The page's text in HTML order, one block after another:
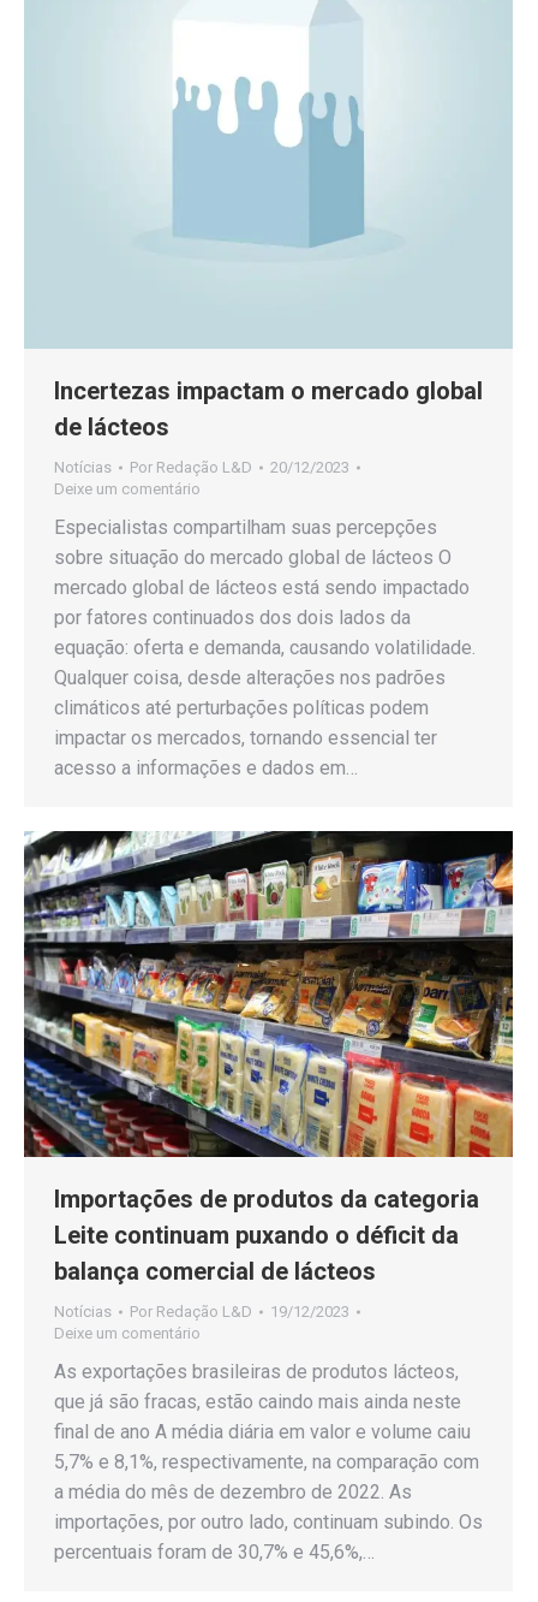
Incertezas impactam o mercado global
de lácteos
Notícias Por Redação L&D
20/12/2023
Deixe um comentário
Especialistas compartilham suas percepções
sobre situação do mercado global de lácteos O
mercado global de lácteos está sendo impactado
por fatores continuados dos dois lados da
equação: oferta e demanda, causando volatilidade.
Qualquer coisa, desde alterações nos padrões
climáticos até perturbações políticas podem
impactar os mercados, tornando essencial ter
acesso a informações e dados em…
Importações de produtos da categoria
Leite continuam puxando o déficit da
balança comercial de lácteos
Notícias Por Redação L&D
19/12/2023
Deixe um comentário
As exportações brasileiras de produtos lácteos,
que já são fracas, estão caindo mais ainda neste
final de ano A média diária em valor e volume caiu
5,7% e 8,1%, respectivamente, na comparação com
a média do mês de dezembro de 2022. As
importações, por outro lado, continuam subindo. Os
percentuais foram de 30,7% e 45,6%,…